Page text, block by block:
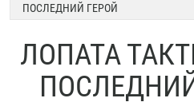
ПОСЛЕДНИЙ ГЕРОЙ
ЛОПАТА